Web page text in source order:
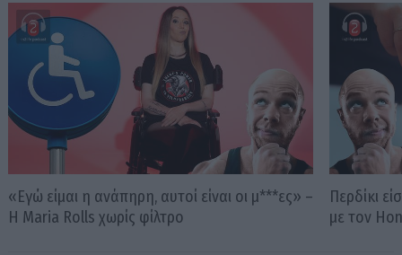
«Εγώ είμαι η ανάπηρη, αυτοί είναι οι μ***ες» –
Η Maria Rolls χωρίς φίλτρο
Περδίκι
με τον